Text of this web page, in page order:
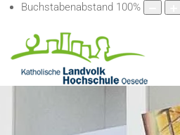
Buchstabenabstand 100%